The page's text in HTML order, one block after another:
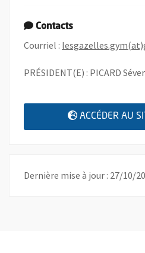
Contacts
Courriel :
PRÉSIDENT(E) : PICARD
ACCÉDER AU
Dernière mise à jour : 27/10/